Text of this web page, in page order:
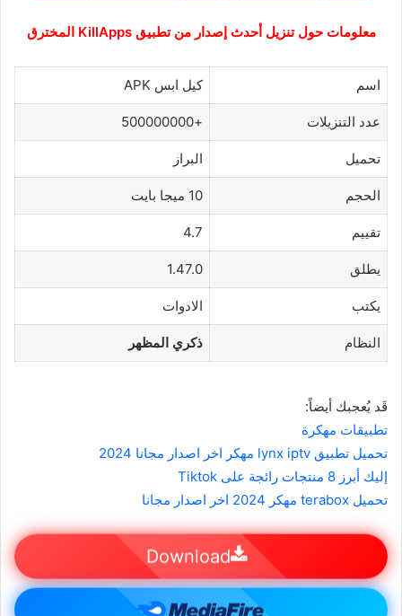
معلومات حول تنزيل أحدث إصدار من تطبيق KillApps المخترق
اسم كيل ابس APK
عدد التنزيلات +500000000
تحميل البراز
الحجم 10 ميجا بايت
تقييم 4.7
يطلق 1.47.0
يكتب الادوات
النظام ذكري المظهر
قَد يُعجبك أيضاً:
تطبيقات مهكرة
تحميل تطبيق lynx iptv مهكر اخر اصدار مجانا 2024
إليك أبرز 8 منتجات رائجة على Tiktok
تحميل terabox مهكر 2024 اخر اصدار مجانا
Download